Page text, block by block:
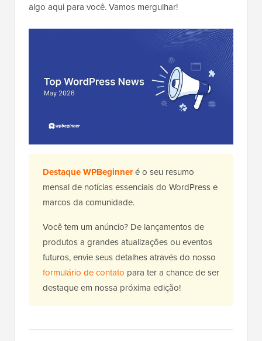
algo aqui para você. Vamos mergulhar!
Destaque WPBeginneré o seu resumo
mensal de notícias essenciais do WordPress e
marcos da comunidade.
Você tem um anúncio? De lançamentos de
produtos a grandes atualizações ou eventos
futuros, envie seus detalhes através do nosso
formulário de contato para ter a chance de ser
destaque em nossa próxima edição!